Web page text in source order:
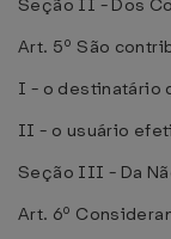
Seção II - Dos
Art. 5º São
I - o destinatário
II - o usuário
Seção III - Da
Art. 6º